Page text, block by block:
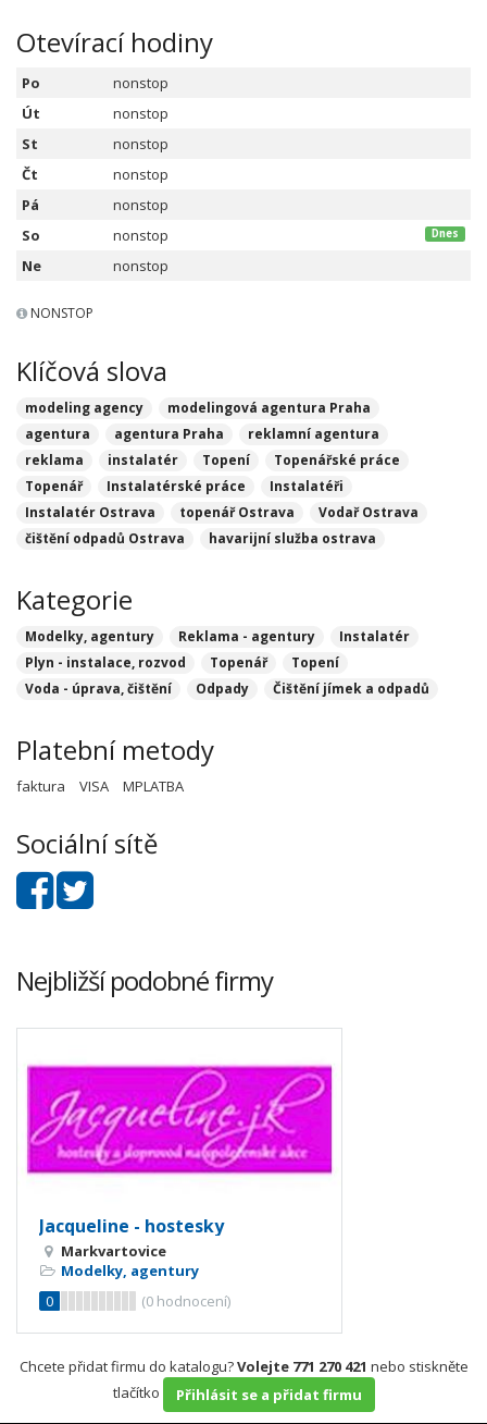
Otevírací hodiny
Po
nonstop
Út
nonstop
St
nonstop
Čt
nonstop
Pá
nonstop
So
nonstop Dnes
Ne nonstop
NONSTOP
Klíčová slova
modeling agency
modelingová agentura Praha
agentura
agentura Praha
reklamní agentura
reklama
instalatér Topení
Topenářské práce
Topenář
Instalatérské práce
Instalatéři
Instalatér Ostrava
topenář Ostrava
Vodař Ostrava
čištění odpadů Ostrava
havarijní služba ostrava
Kategorie
Modelky, agentury Reklama - agentury
Instalatér
Plyn - instalace, rozvod
Topenář
Topení
Voda - úprava, čištění
Odpady Čištění jímek a odpadů
Platební metody
faktura VISA MPLATBA
Sociální sítě
Nejbližší podobné firmy
Jacqueline - hostesky
Markvartovice
Modelky, agentury
0
(0 hodnocení)
Chcete přidat firmu do katalogu?Volejte 771 270 421 nebo stiskněte
tlačítko
Přihlásit se a přidat firmu